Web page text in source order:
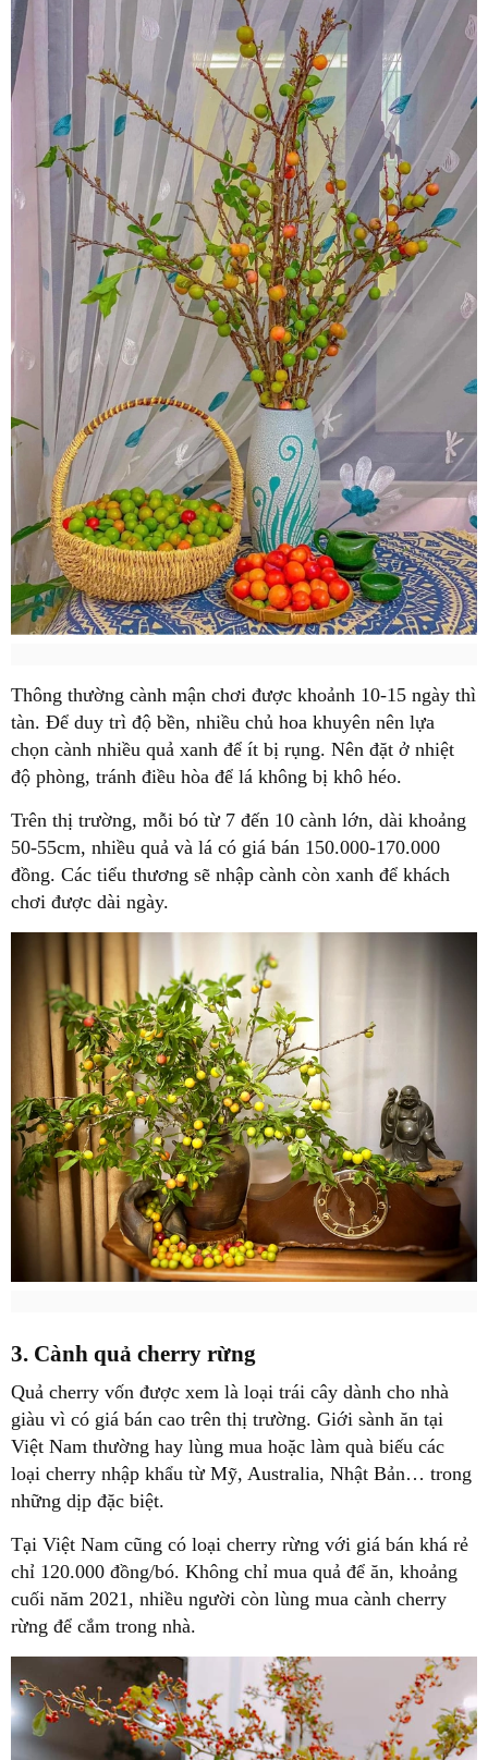
Thông thường cành mận chơi được khoảnh 10-15 ngày thì
tàn. Để duy trì độ bền, nhiều chủ hoa khuyên nên lựa
chọn cành nhiều quả xanh để ít bị rụng. Nên đặt ở nhiệt
độ phòng, tránh điều hòa để lá không bị khô héo.
Trên thị trường, mỗi bó từ 7 đến 10 cành lớn, dài khoảng
50-55cm, nhiều quả và lá có giá bán 150.000-170.000
đồng. Các tiểu thương sẽ nhập cành còn xanh để khách
chơi được dài ngày.
3. Cành quả cherry rừng
Quả cherry vốn được xem là loại trái cây dành cho nhà
giàu vì có giá bán cao trên thị trường. Giới sành ăn tại
Việt Nam thường hay lùng mua hoặc làm quà biếu các
loại cherry nhập khẩu từ Mỹ, Australia, Nhật Bản… trong
những dịp đặc biệt.
Tại Việt Nam cũng có loại cherry rừng với giá bán khá rẻ
chỉ 120.000 đồng/bó. Không chỉ mua quả để ăn, khoảng
cuối năm 2021, nhiều người còn lùng mua cành cherry
rừng để cắm trong nhà.